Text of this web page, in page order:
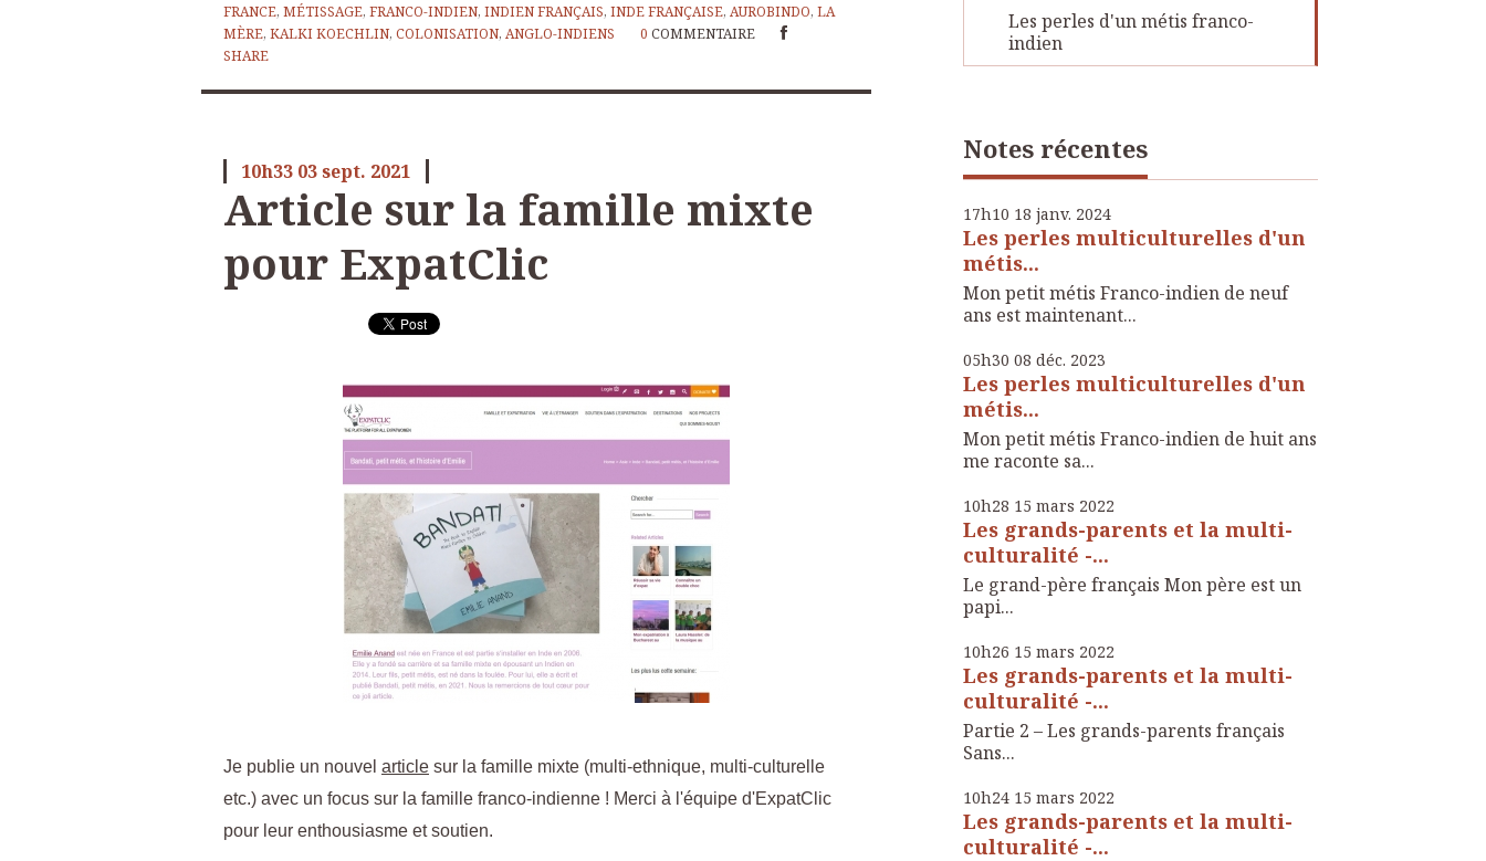
FRANCE, MÉTISSAGE, FRANCO-INDIEN, INDIEN FRANÇAIS, INDE FRANÇAISE, AUROBINDO, LA
MÈRE, KALKI KOECHLIN, COLONISATION, ANGLO-INDIENS 0 COMMENTAIRE
SHARE
10h33 03sept. 2021
Article sur la famille mixte
pour ExpatClic
Je publie un nouvel article sur la famille mixte (multi-ethnique, multi-culturelle
etc.) avec un focus sur la famille franco-indienne ! Merci à l'équipe d'ExpatClic
pour leur enthousiasme et soutien.
Les perles d'un métis franco-
indien
Notes récentes
17h10 18 janv. 2024
Les perles multiculturelles d'un
métis...
Mon petit métis Franco-indien de neuf
ans est maintenant...
05h30 08 déc. 2023
Les perles multiculturelles d'un
métis...
Mon petit métis Franco-indien de huit ans
me raconte sa...
10h28 15 mars 2022
Les grands-parents et la multi-
culturalité -...
Le grand-père français Mon père est un
papi...
10h26 15 mars 2022
Les grands-parents et la multi-
culturalité -...
Partie 2 – Les grands-parents français
Sans...
10h24 15 mars 2022
Les grands-parents et la multi-
culturalité -...